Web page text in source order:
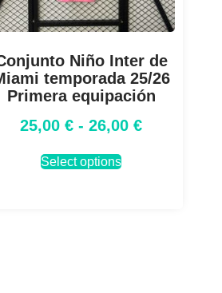
Niño Inter de
temporada 25/26
Primera equipación
25,00 € - 26,00 €
Select options